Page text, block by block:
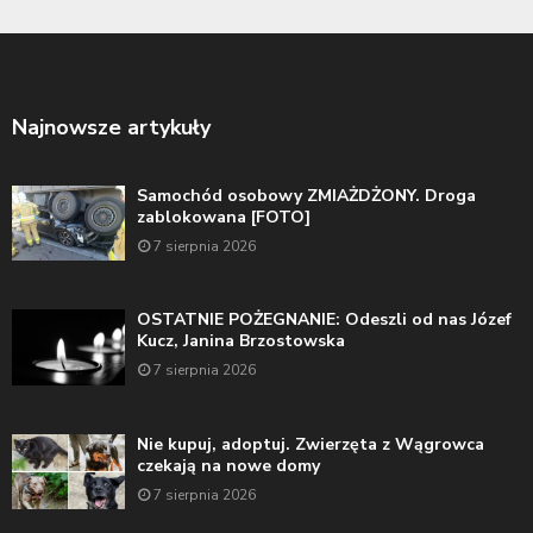
Najnowsze artykuły
Samochód osobowy ZMIAŻDŻONY. Droga
zablokowana [FOTO]
7 sierpnia 2026
OSTATNIE POŻEGNANIE: Odeszli od nas Józef
Kucz, Janina Brzostowska
7 sierpnia 2026
Nie kupuj, adoptuj. Zwierzęta z Wągrowca
czekają na nowe domy
7 sierpnia 2026